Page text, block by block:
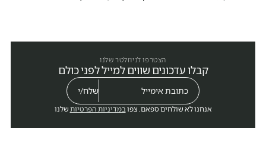
הצטרפו לניוזלטר שלנו
קבלו עדכונים שווים למייל לפני כולם
אנחנו לא שולחים ספאם. צפו במדיניות הפרטיות שלנו